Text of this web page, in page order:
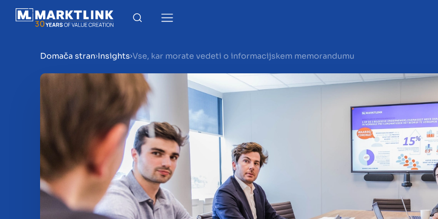
Menu
Priprava podjetja na prodajo
Prodaja podjetja
Nakup podjetja
Domača stran Insights Vse, kar morate vedeti o informacijskem memorandumu